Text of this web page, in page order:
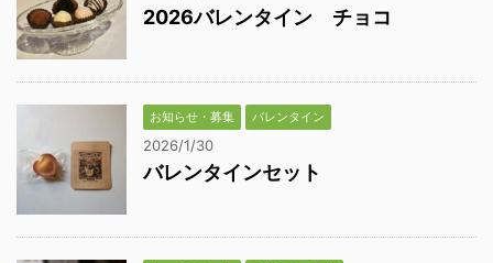
2026バレンタイン チョコ
お知らせ・募集 バレンタイン
2026/1/30
バレンタインセット